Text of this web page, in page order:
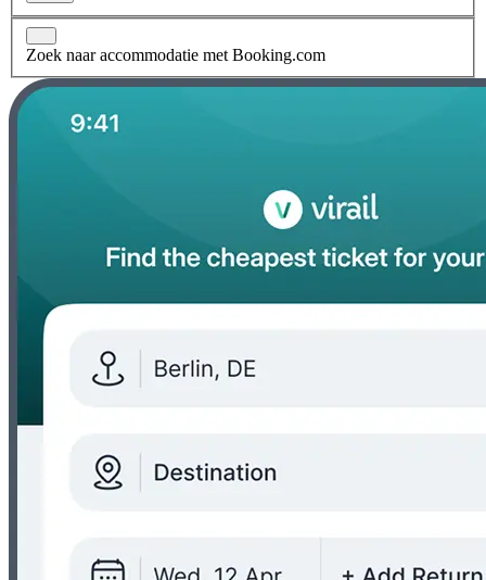
Zoek naar accommodatie met Booking.com